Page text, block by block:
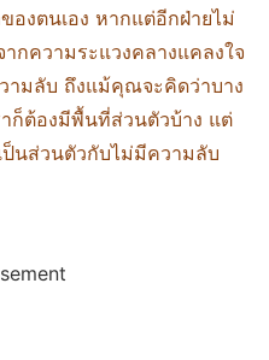
องตนเอง หากแต่อีกฝ่ายไม่
กความระแวงคลางแคลงใจ
ามลับ ถึงแม้คุณจะคิดว่าบาง
าก็ต้องมีพื้นที่ส่วนตัวบ้าง แต่
ป็นส่วนตัวกับไม่มีความลับ